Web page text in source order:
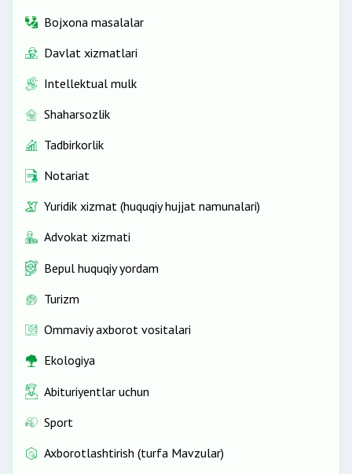
Bojxona masalalar
Davlat xizmatlari
Intellektual mulk
Shaharsozlik
Tadbirkorlik
Notariat
Yuridik xizmat (huquqiy hujjat namunalari)
Advokat xizmati
Bepul huquqiy yordam
Turizm
Ommaviy axborot vositalari
Ekologiya
Abituriyentlar uchun
Sport
Axborotlashtirish (turfa Mavzular)